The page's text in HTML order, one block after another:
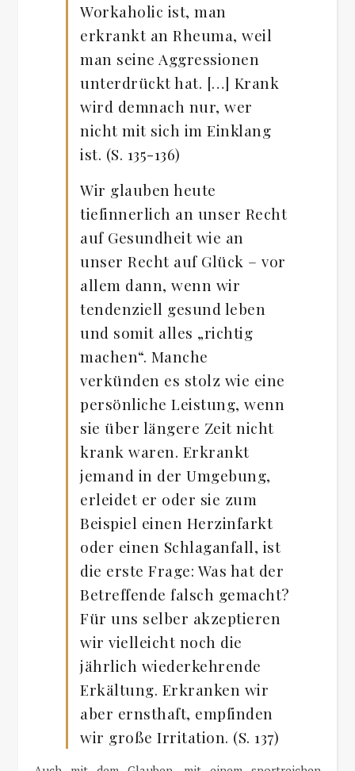
Workaholic ist, man
erkrankt an Rheuma, weil
man seine Aggressionen
unterdrückt hat. […] Krank
wird demnach nur, wer
nicht mit sich im Einklang
ist. (S. 135-136)
Wir glauben heute
tiefinnerlich an unser Recht
auf Gesundheit wie an
unser Recht auf Glück – vor
allem dann, wenn wir
tendenziell gesund leben
und somit alles „richtig
machen“. Manche
verkünden es stolz wie eine
persönliche Leistung, wenn
sie über längere Zeit nicht
krank waren. Erkrankt
jemand in der Umgebung,
erleidet er oder sie zum
Beispiel einen Herzinfarkt
oder einen Schlaganfall, ist
die erste Frage: Was hat der
Betreffende falsch gemacht?
Für uns selber akzeptieren
wir vielleicht noch die
jährlich wiederkehrende
Erkältung. Erkranken wir
aber ernsthaft, empfinden
wir große Irritation. (S. 137)